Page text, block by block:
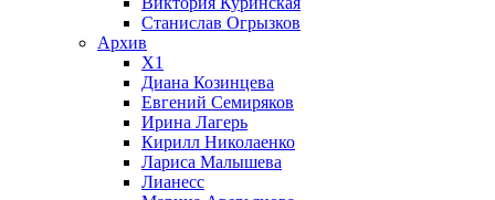
Станислав Огрызков
Архив
X1
Диана Козинцева
Евгений Семиряков
Ирина Лагерь
Кирилл Николаенко
Лариса Малышева
Лианесс